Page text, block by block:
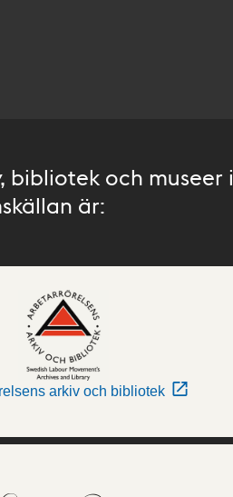
bibliotek och museer i
är:
arkiv och bibliotek